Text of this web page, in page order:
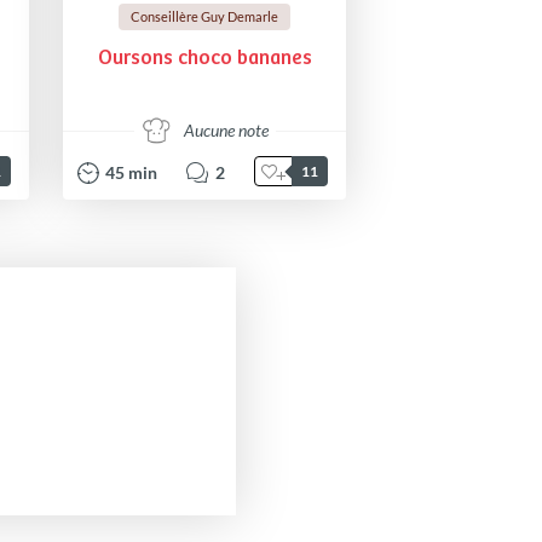
Conseillère Guy Demarle
Oursons choco bananes
Aucune note
45 min 2 11